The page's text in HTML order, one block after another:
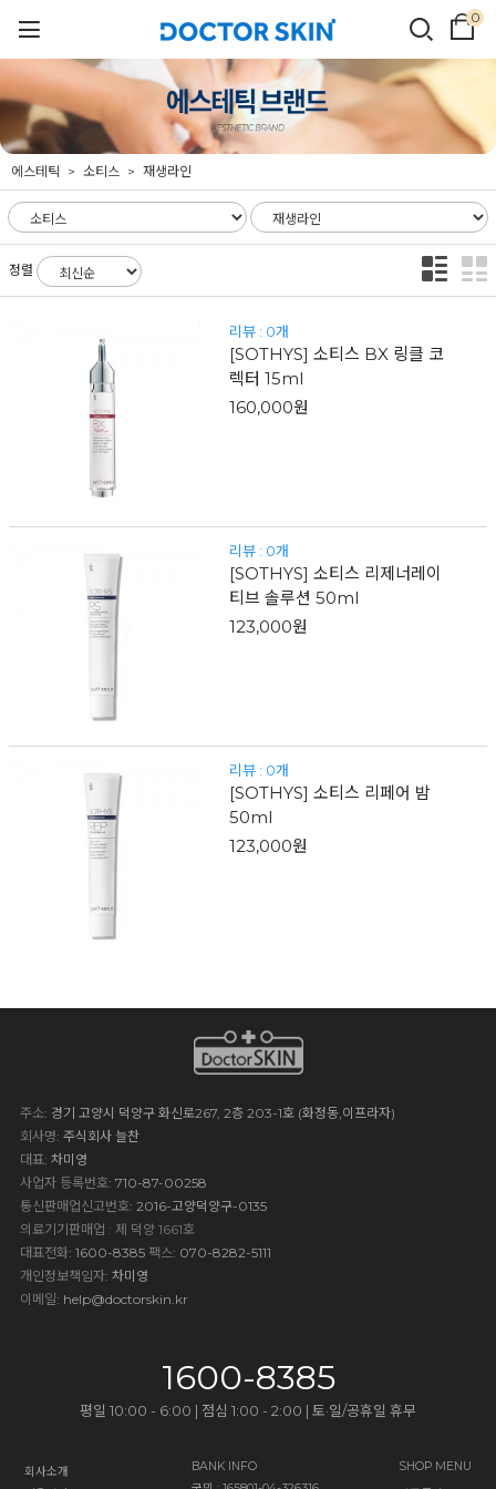
0
에스테틱 소티스 재생라인
정렬
리뷰 : 0개
[SOTHYS] 소티스 BX 링클 코
렉터 15ml
160,000원
리뷰 : 0개
[SOTHYS] 소티스 리제너레이
티브 솔루션 50ml
123,000원
리뷰 : 0개
[SOTHYS] 소티스 리페어 밤
50ml
123,000원
주소: 경기 고양시 덕양구 화신로267, 2층 203-1호 (화정동,이프라자)
회사명: 주식회사 늘찬
대표: 차미영
사업자 등록번호: 710-87-00258
통신판매업신고번호: 2016-고양덕양구-0135
의료기기판매업 : 제 덕양 1661호
대표전화: 1600-8385 팩스: 070-8282-5111
개인정보책임자: 차미영
이메일: help@doctorskin.kr
1600-8385
평일 10:00 - 6:00 | 점심 1:00 - 2:00 | 토·일/공휴일 휴무
회사소개
BANK INFO
SHOP MENU